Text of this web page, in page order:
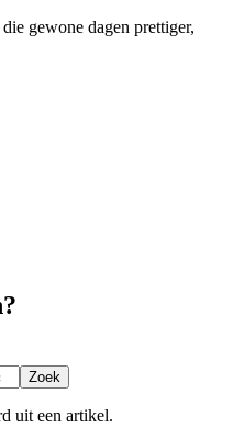
gewone dagen prettiger,
Zoek
uit een artikel.